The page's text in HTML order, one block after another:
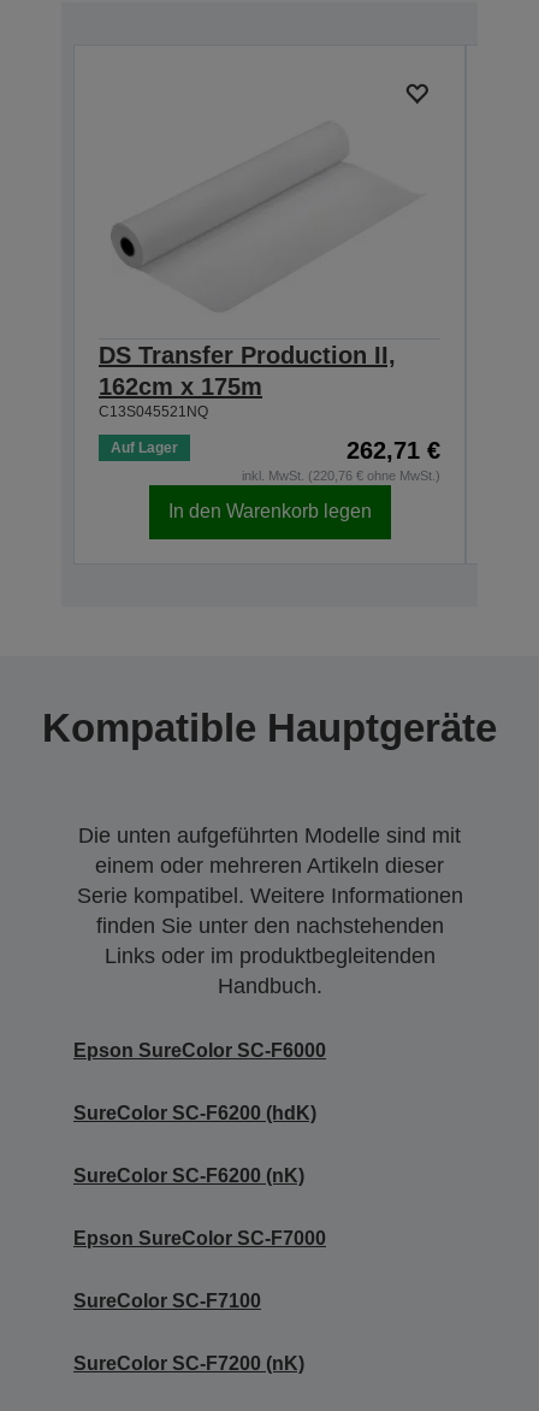
DS Transfer Production II,
162cm x 175m
C13S045521NQ
Auf Lager 262,71 €
inkl. MwSt. (220,76 € ohne MwSt.)
In den Warenkorb legen
Kompatible Hauptgeräte
Die unten aufgeführten Modelle sind mit
einem oder mehreren Artikeln dieser
Serie kompatibel. Weitere Informationen
finden Sie unter den nachstehenden
Links oder im produktbegleitenden
Handbuch.
Epson SureColor SC-F6000
SureColor SC-F6200 (hdK)
SureColor SC-F6200 (nK)
Epson SureColor SC-F7000
SureColor SC-F7100
SureColor SC-F7200 (nK)